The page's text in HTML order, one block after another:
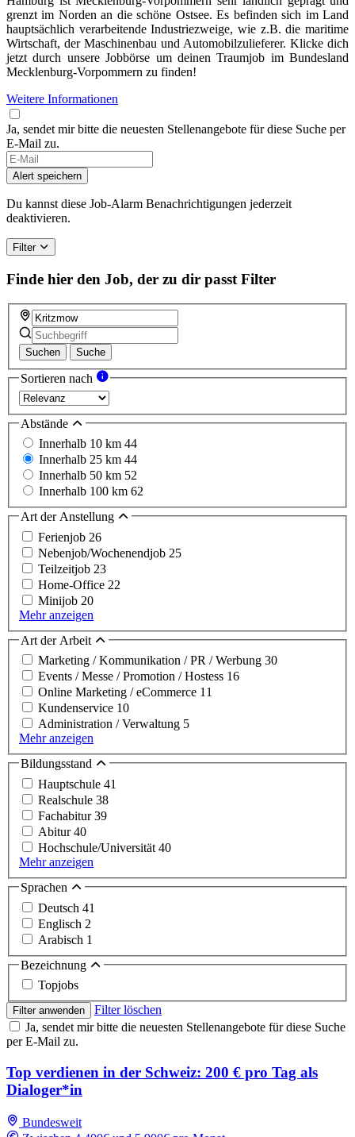
grenzt im Norden an die schöne Ostsee. Es befinden sich im Land
hauptsächlich verarbeitende Industriezweige, wie z.B. die maritime
Wirtschaft, der Maschinenbau und Automobilzulieferer. Klicke dich
jetzt durch unsere Jobbörse um deinen Traumjob im Bundesland
Mecklenburg-Vorpommern zu finden!
Weitere Informationen
Ja, sendet mir bitte die neuesten Stellenangebote für diese Suche per
E-Mail zu.
Alert speichern
Du kannst diese Job-Alarm Benachrichtigungen jederzeit
deaktivieren.
Filter
Finde hier den Job, der zu dir passt Filter
Suchen Suche
Sortieren nach
Abstände
Innerhalb 10 km 44
Innerhalb 25 km 44
Innerhalb 50 km 52
Innerhalb 100 km 62
Art der Anstellung
Ferienjob 26
Nebenjob/Wochenendjob 25
Teilzeitjob 23
Home-Office 22
Minijob 20
Mehr anzeigen
Art der Arbeit
Marketing / Kommunikation / PR / Werbung 30
Events / Messe / Promotion / Hostess 16
Online Marketing / eCommerce 11
Kundenservice 10
Administration / Verwaltung 5
Mehr anzeigen
Bildungsstand
Hauptschule 41
Realschule 38
Fachabitur39
Abitur40
Hochschule/Universität 40
Mehr anzeigen
Sprachen
Deutsch 41
Englisch 2
Arabisch 1
Bezeichnung
Topjobs
Filter anwenden
Filter löschen
Ja, sendet mir bitte die neuesten Stellenangebote für diese Suche
per E-Mail zu.
Top verdienen in der Schweiz: 200 € pro Tag als
Dialoger*in
Bundesweit